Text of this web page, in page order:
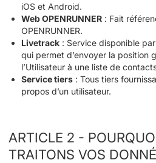
iOS et Android.
Web OPENRUNNER : Fait
OPENRUNNER.
Livetrack : Service disponible par
qui permet d’envoyer la position
l’Utilisateur à une liste de
Service tiers : Tous tiers
propos d’un utilisateur.
ARTICLE 2 -
TRAITONS VOS